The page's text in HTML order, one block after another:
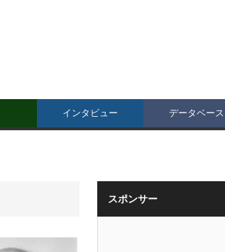
インタビュー データベース
スポンサー